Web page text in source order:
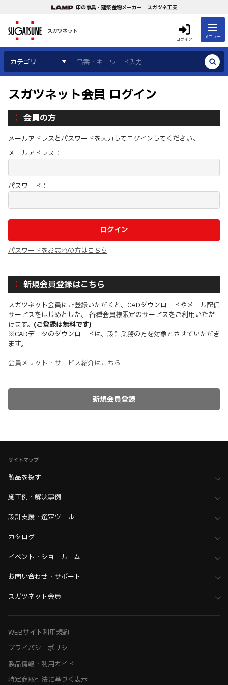
印の家具・建築金物メーカー｜スガツネ工業
スガツネット
ログイン メニュー
カテゴリ
スガツネット会員 ログイン
会員の方
メールアドレスとパスワードを入力してログインしてください。
メールアドレス：
パスワード：
パスワードをお忘れの方はこちら
新規会員登録はこちら
スガツネット会員にご登録いただくと、CADダウンロードやメール配信
サービスをはじめとした、 各種会員様限定のサービスをご利用いただ
けます。 (ご登録は無料です)
※CADデータのダウンロードは、設計業務の方を対象とさせていただき
ます。
会員メリット・サービス紹介はこちら
サイトマップ
製品を探す
施工例・解決事例
設計支援・選定ツール
カタログ
イベント・ショールーム
お問い合わせ・サポート
スガツネット会員
WEBサイト利用規約
プライバシーポリシー
製品情報・利用ガイド
特定商取引法に基づく表示